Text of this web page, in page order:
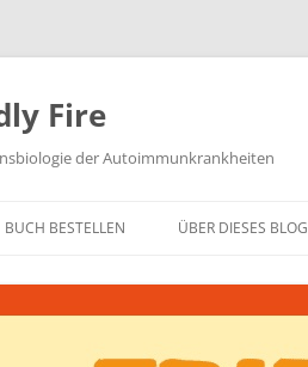
Fire
der Autoimmunkrankheiten
BUCH BESTELLEN ÜBER DIESES BLOG